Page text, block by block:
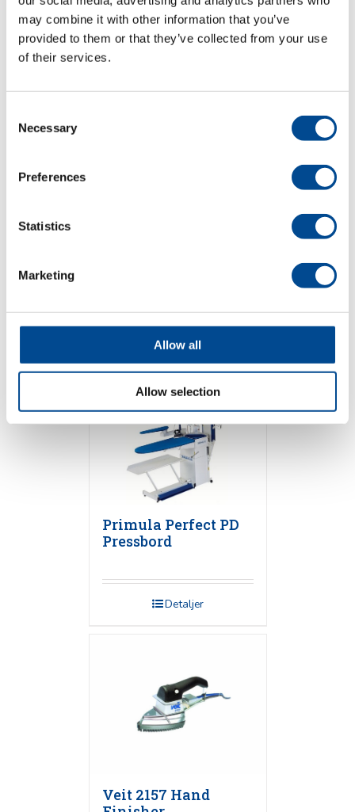
may combine it with other information that you’ve
provided to them or that they’ve collected from your use
of their services.
Selection
Necessary
Preferences
Statistics
Marketing
Allow all
Allow selection
Primula Perfect PD
Pressbord
Detaljer
Veit 2157 Hand